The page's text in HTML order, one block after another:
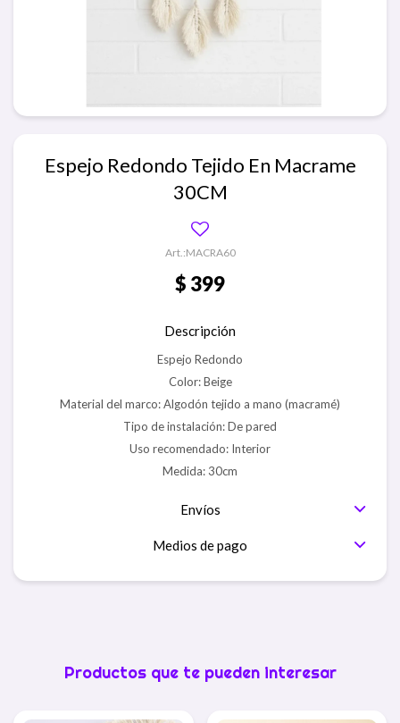
Espejo Redondo Tejido En Macrame
30CM
MACRA60
$ 399
Descripción
Espejo Redondo
Color: Beige
Material del marco: Algodón tejido a mano (macramé)
Tipo de instalación: De pared
Uso recomendado: Interior
Medida: 30cm
Envíos
Medios de pago
Productos que te pueden interesar